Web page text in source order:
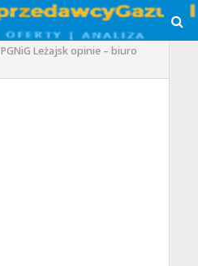
PGNiG Leżajsk opinie – biuro